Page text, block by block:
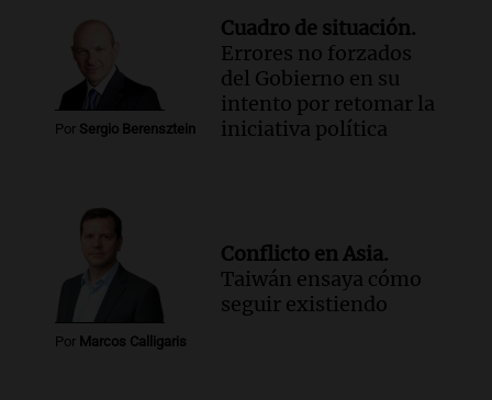
Por Sergio Berensztein
Cuadro de situación.
Errores no forzados
del Gobierno en su
intento por retomar la
iniciativa política
Por Marcos Calligaris
Conflicto en Asia.
Taiwán ensaya cómo
seguir existiendo